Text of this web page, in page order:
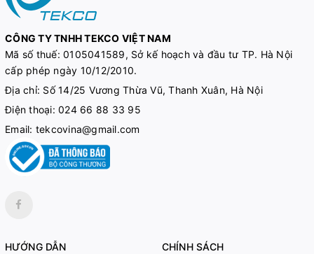
CÔNG TY TNHH TEKCO VIỆT NAM
Mã số thuế: 0105041589, Sở kế hoạch và đầu tư TP. Hà Nội
cấp phép ngày 10/12/2010.
Địa chỉ: Số 14/25 Vương Thừa Vũ, Thanh Xuân, Hà Nội
Điện thoại: 024 66 88 33 95
Email: tekcovina@gmail.com
HƯỚNG DẪN CHÍNH SÁCH